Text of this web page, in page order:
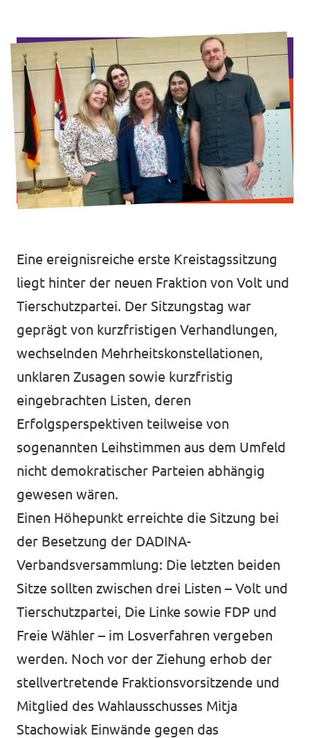
Kommunalwahl 2026
Mache bei uns mit!
Deine Spende für Volt!
Leichte Sprache
Jobs bei Volt Hessen
Volt vor Ort in Hessen
Transparenz
Datenschutz
Impressum
Kontakt
Eine ereignisreiche erste Kreistagssitzung
liegt hinter der neuen Fraktion von Volt und
Tierschutzpartei. Der Sitzungstag war
geprägt von kurzfristigen Verhandlungen,
wechselnden Mehrheitskonstellationen,
unklaren Zusagen sowie kurzfristig
eingebrachten Listen, deren
Erfolgsperspektiven teilweise von
sogenannten Leihstimmen aus dem Umfeld
nicht demokratischer Parteien abhängig
gewesen wären.
Einen Höhepunkt erreichte die Sitzung bei
der Besetzung der DADINA-
Verbandsversammlung: Die letzten beiden
Sitze sollten zwischen drei Listen – Volt und
Tierschutzpartei, Die Linke sowie FDP und
Freie Wähler – im Losverfahren vergeben
werden. Noch vor der Ziehung erhob der
stellvertretende Fraktionsvorsitzende und
Mitglied des Wahlausschusses Mitja
Stachowiak Einwände gegen das